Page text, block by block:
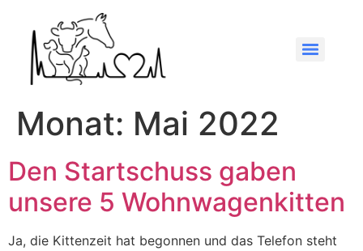
Monat: Mai 2022
Den Startschuss gaben
unsere 5 Wohnwagenkitten
Ja, die Kittenzeit hat begonnen und das Telefon steht